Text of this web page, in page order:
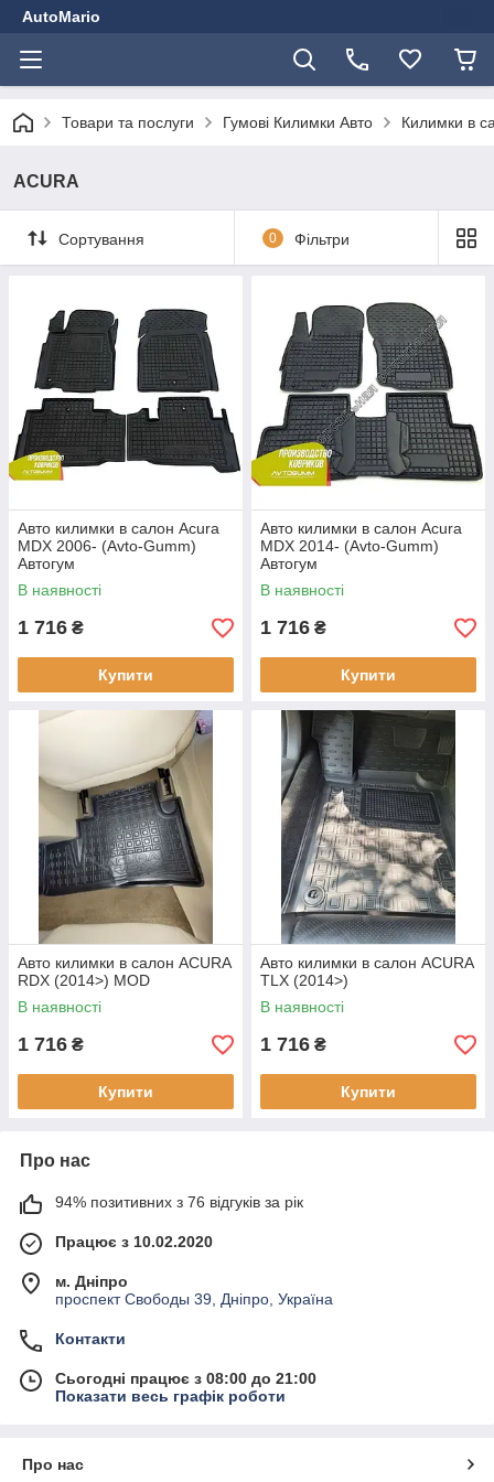
AutoMario
Товари та послуги Гумові Килимки Авто Килимки в
ACURA
Сортування 0 Фільтри
Авто килимки в салон Acura
MDX 2006- (Avto-Gumm)
Автогум
В наявності
1 716 ₴
Купити
Авто килимки в салон Acura
MDX 2014- (Avto-Gumm)
Автогум
В наявності
1 716 ₴
Купити
Авто килимки в салон ACURA
RDX (2014>) MOD
В наявності
1 716 ₴
Купити
Авто килимки в салон ACURA
TLX (2014>)
В наявності
1 716 ₴
Купити
Про нас
94% позитивних з 76 відгуків за рік
Працює з 10.02.2020
м. Дніпро
проспект Свободы 39, Дніпро, Україна
Контакти
Сьогодні працює з 08:00 до 21:00
Показати весь графік роботи
Про нас